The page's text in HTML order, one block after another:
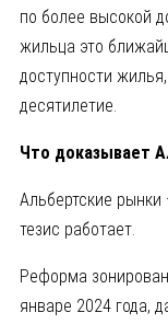
по более высокой
жильца это
доступности
десятилетие.
Что доказывает
Альбертские
тезис работает.
Реформа
январе 2024 года,